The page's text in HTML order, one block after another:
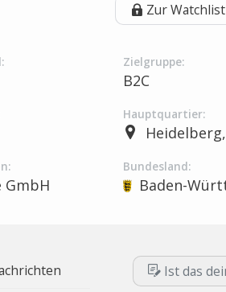
Zur
Zielgruppe:
B2C
Hauptquartier:
GmbH
Bundesland:
Baden-
Ist das